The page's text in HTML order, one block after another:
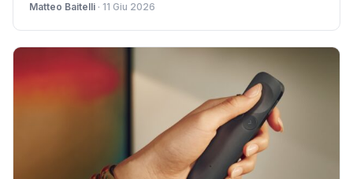
Matteo Baitelli · 11 Giu 2026